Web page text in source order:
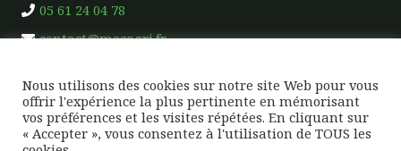
05 61 24 04 78
contact@mecagri.fr
Nous utilisons des cookies sur notre site Web pour vous
offrir l'expérience la plus pertinente en mémorisant
vos préférences et les visites répétées. En cliquant sur
« Accepter », vous consentez à l'utilisation de TOUS les